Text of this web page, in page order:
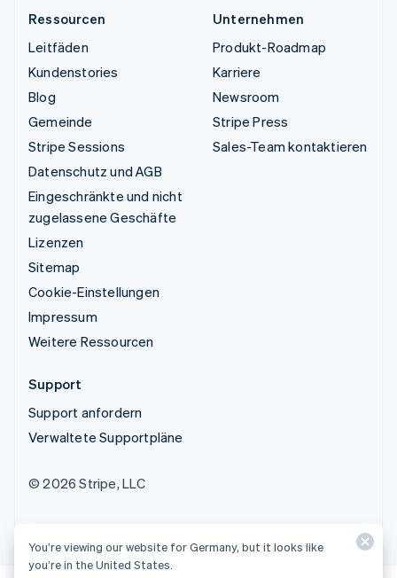
Ressourcen
Leitfäden
Kundenstories
Blog
Gemeinde
Stripe Sessions
Datenschutz und AGB
Eingeschränkte und nicht
zugelassene Geschäfte
Lizenzen
Sitemap
Cookie-Einstellungen
Impressum
Weitere Ressourcen
Unternehmen
Produkt-Roadmap
Karriere
Newsroom
Stripe Press
Sales-Team kontaktieren
Support
Support anfordern
Verwaltete Supportpläne
© 2026 Stripe, LLC
You’re viewing our website for Germany, but it looks like
you’re in the United States.